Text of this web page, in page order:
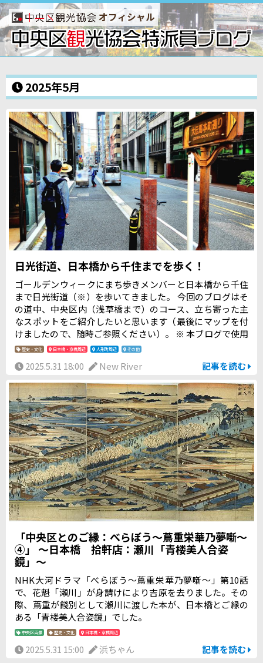
オフィシャル
2025年5月
日光街道、日本橋から千住までを歩く！
ゴールデンウィークにまち歩きメンバーと日本橋から千住
まで日光街道（※）を歩いてきました。 今回のブログはそ
の道中、中央区内（浅草橋まで）のコース、立ち寄った主
なスポットをご紹介したいと思います（最後にマップを付
けましたので、随時ご参照ください）。 ※ 本ブログで使用
する「日光街道」という言葉は、現在、国道4号（宇都宮市
と並行ルートで進む旧道（旧日光街道）をいいます。
歴史・文化 日本橋・京橋周辺 人形町周辺 その他
2025.5.31 18:00 New River 記事を読む
「中央区とのご縁：べらぼう〜蔦重栄華乃夢噺〜
④」 ～日本橋 拾軒店：瀬川「青楼美人合姿
鏡」～
NHK大河ドラマ「べらぼう〜蔦重栄華乃夢噺〜」第10話
で、花魁「瀬川」が身請けにより吉原を去りました。その
際、蔦重が餞別として瀬川に渡した本が、日本橋とご縁の
ある「青楼美人合姿鏡」でした。
中央区百景 歴史・文化 日本橋・京橋周辺
2025.5.31 15:00 浜ちゃん 記事を読む